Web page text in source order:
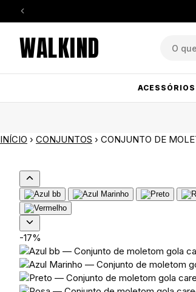
WALKIND
ACESSÓRIOS
INÍCIO › CONJUNTOS › CONJUNTO DE
-17%